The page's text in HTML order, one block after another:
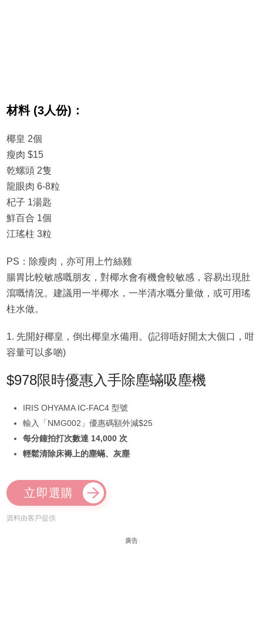
材料 (3人份)：
椰皇 2個
瘦肉 $15
乾螺頭 2隻
龍眼肉 6-8粒
杞子 1湯匙
鮮百合 1個
江瑤柱 3粒
PS：除瘦肉，亦可用上竹絲雞
腸胃比較敏感嘅朋友，對椰水會有機會較敏感，容易出現肚
瀉嘅情況。建議用一半椰水，一半清水嘅分量做，或可用瑤
柱水做。
1. 先開好椰皇，倒出椰皇水備用。(記得唔好開太大個口，咁
容量可以多啲)
$978限時優惠入手除塵蟎吸塵機
IRIS OHYAMA IC-FAC4 型號
輸入「NMG002」優惠碼額外減$25
每分鐘拍打次數達 14,000 次
輕鬆清除床褥上的塵蟎、灰塵
立即選購
資料由客戶提供
廣告